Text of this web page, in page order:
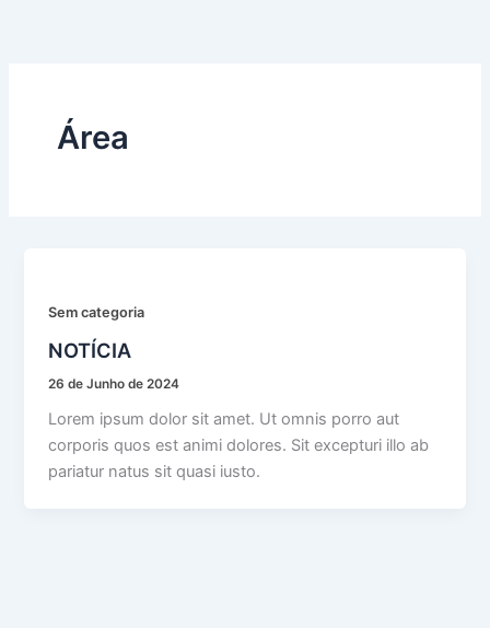
Área
Sem categoria
NOTÍCIA
26 de Junho de 2024
Lorem ipsum dolor sit amet. Ut omnis porro aut
corporis quos est animi dolores. Sit excepturi illo ab
pariatur natus sit quasi iusto.